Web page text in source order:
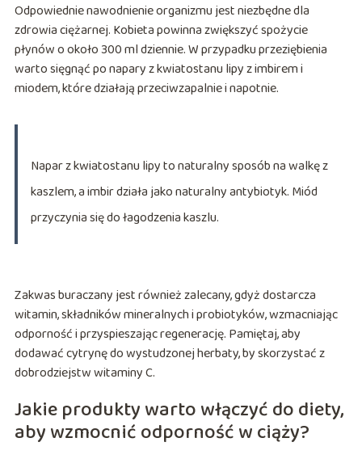
Odpowiednie nawodnienie organizmu jest niezbędne dla
zdrowia ciężarnej. Kobieta powinna zwiększyć spożycie
płynów o około 300 ml dziennie. W przypadku przeziębienia
warto sięgnąć po napary z kwiatostanu lipy z imbirem i
miodem, które działają przeciwzapalnie i napotnie.
Napar z kwiatostanu lipy to naturalny sposób na walkę z
kaszlem, a imbir działa jako naturalny antybiotyk. Miód
przyczynia się do łagodzenia kaszlu.
Zakwas buraczany jest również zalecany, gdyż dostarcza
witamin, składników mineralnych i probiotyków, wzmacniając
odporność i przyspieszając regenerację. Pamiętaj, aby
dodawać cytrynę do wystudzonej herbaty, by skorzystać z
dobrodziejstw witaminy C.
Jakie produkty warto włączyć do diety,
aby wzmocnić odporność w ciąży?